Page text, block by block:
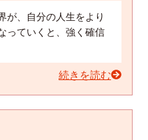
が、自分の人生をより
っていくと、強く確信
続きを読む